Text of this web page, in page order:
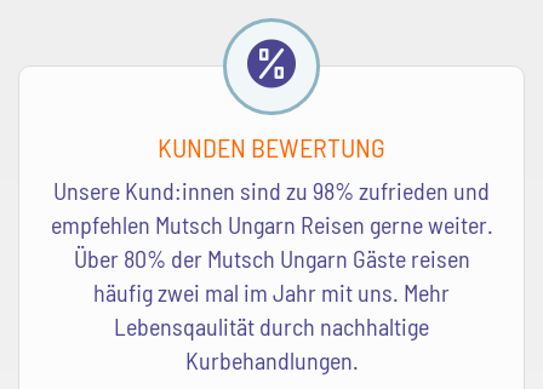
KUNDEN BEWERTUNG
Unsere Kund:innen sind zu 98% zufrieden und
empfehlen Mutsch Ungarn Reisen gerne weiter.
Über 80% der Mutsch Ungarn Gäste reisen
häufig zwei mal im Jahr mit uns. Mehr
Lebensqaulität durch nachhaltige
Kurbehandlungen.